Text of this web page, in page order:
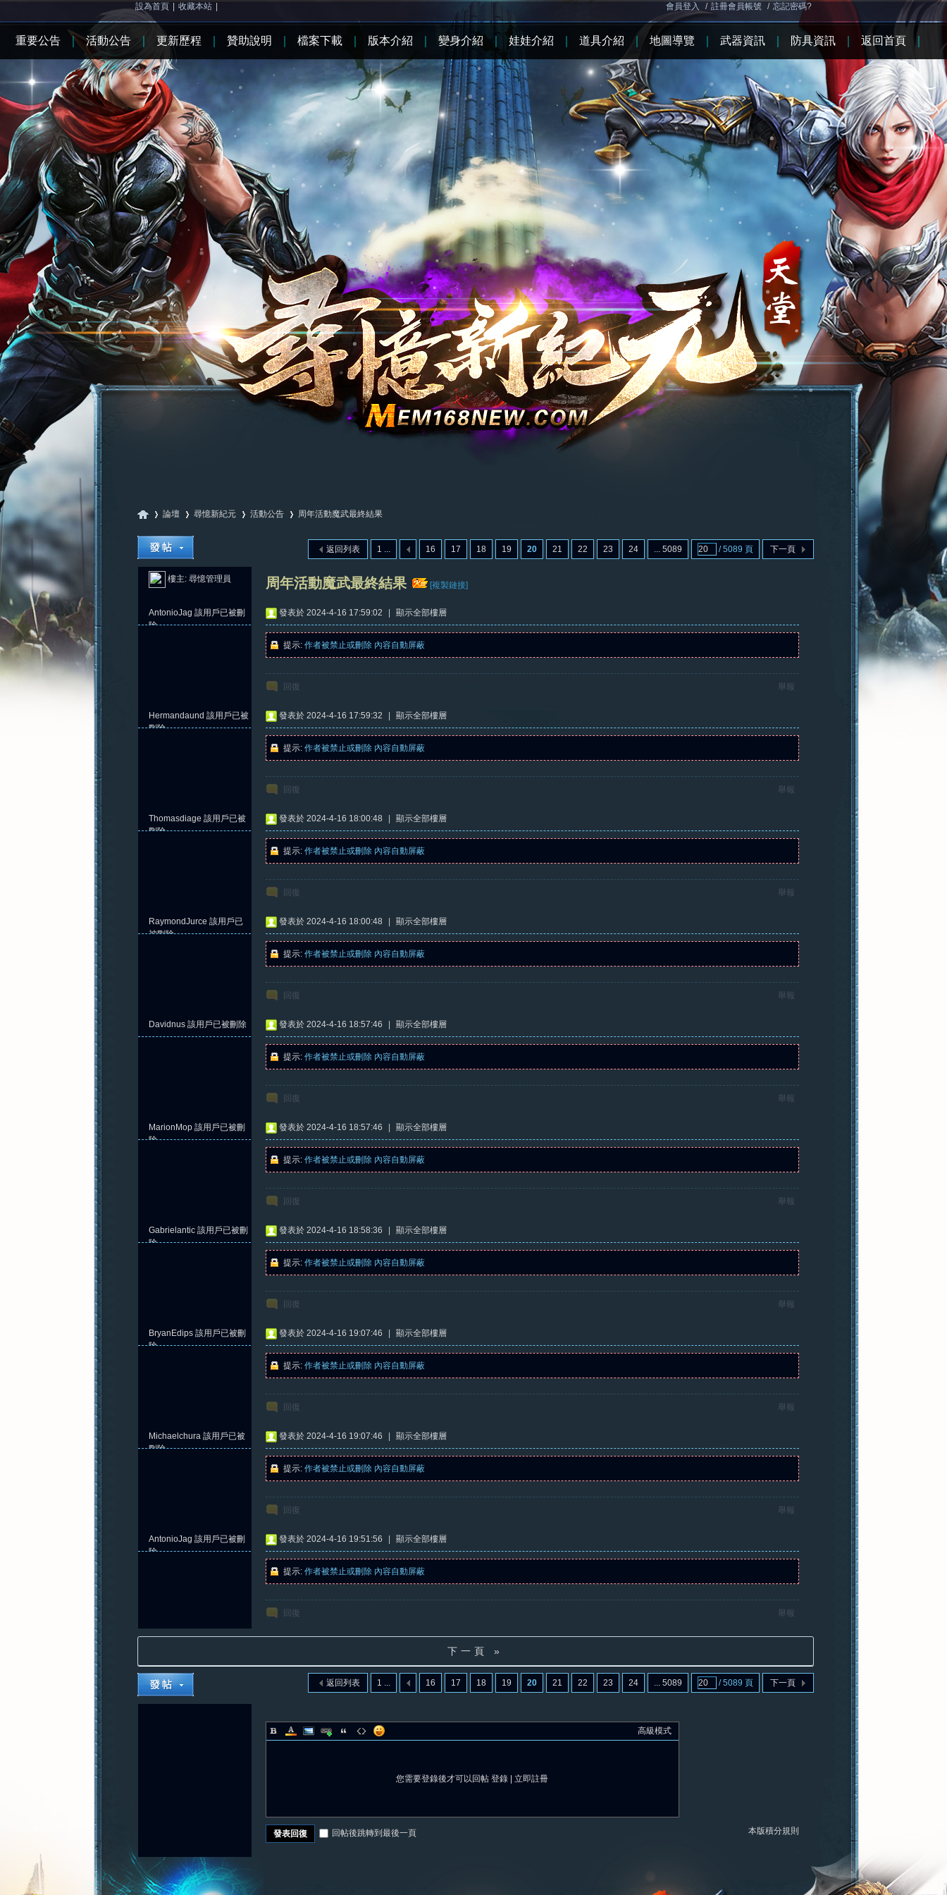
設為首頁 收藏本站 會員登入 / 註冊會員帳號 / 忘記密碼?
元
»
論壇
›
尋憶新紀元 活動公告
›
周年活動魔武最終結果
1 ... 16 17 18 19 20 21 22 23 24 ... 5089 / 5089 頁 下一頁
返回列表
樓主: 尋憶管理員 周年活動魔武最終結果 [複製鏈接]
AntonioJag 該用戶已被刪
除
發表於 2024-4-16 17:59:02 顯示全部樓層
提示: 作者被禁止或刪除 內容自動屏蔽
回復 舉報
Hermandaund 該用戶已被
刪除
發表於 2024-4-16 17:59:32 顯示全部樓層
提示: 作者被禁止或刪除 內容自動屏蔽
回復 舉報
Thomasdiage 該用戶已被
刪除
發表於 2024-4-16 18:00:48 顯示全部樓層
提示: 作者被禁止或刪除 內容自動屏蔽
回復 舉報
RaymondJurce 該用戶已
被刪除
發表於 2024-4-16 18:00:48 顯示全部樓層
提示: 作者被禁止或刪除 內容自動屏蔽
回復 舉報
Davidnus 該用戶已被刪除 發表於 2024-4-16 18:57:46 顯示全部樓層
提示: 作者被禁止或刪除 內容自動屏蔽
回復 舉報
MarionMop 該用戶已被刪
除
發表於 2024-4-16 18:57:46 顯示全部樓層
提示: 作者被禁止或刪除 內容自動屏蔽
回復 舉報
Gabrielantic 該用戶已被刪
除
發表於 2024-4-16 18:58:36 顯示全部樓層
提示: 作者被禁止或刪除 內容自動屏蔽
回復 舉報
BryanEdips 該用戶已被刪
除
發表於 2024-4-16 19:07:46 顯示全部樓層
提示: 作者被禁止或刪除 內容自動屏蔽
回復 舉報
Michaelchura 該用戶已被
刪除
發表於 2024-4-16 19:07:46 顯示全部樓層
提示: 作者被禁止或刪除 內容自動屏蔽
回復 舉報
AntonioJag 該用戶已被刪
除
發表於 2024-4-16 19:51:56 顯示全部樓層
提示: 作者被禁止或刪除 內容自動屏蔽
回復 舉報
下一頁 »
1 ... 16 17 18 19 20 21 22 23 24 ... 5089 / 5089 頁 下一頁
返回列表
高級模式
您需要登錄後才可以回帖 登錄 立即註冊
本版積分規則
發表回復 回帖後跳轉到最後一頁